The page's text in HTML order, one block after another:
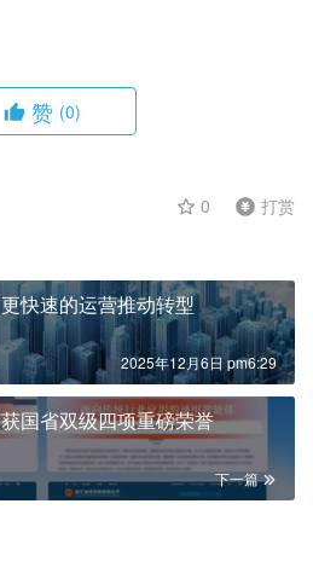
赞 (0)
0 打赏
快速的运营推动转型
2025年12月6日 pm6:29
国省双级四项重磅荣誉
下一篇